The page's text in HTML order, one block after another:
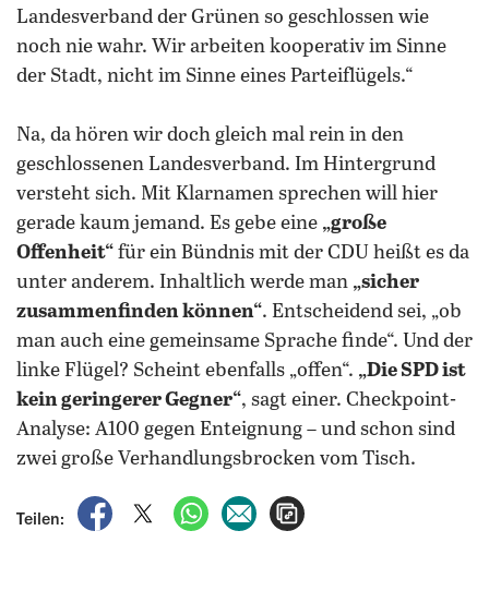
Landesverband der Grünen so geschlossen wie
noch nie wahr. Wir arbeiten kooperativ im Sinne
der Stadt, nicht im Sinne eines Parteiflügels.“
Na, da hören wir doch gleich mal rein in den
geschlossenen Landesverband. Im Hintergrund
versteht sich. Mit Klarnamen sprechen will hier
gerade kaum jemand. Es gebe eine „große
Offenheit“ für ein Bündnis mit der CDU heißt es da
unter anderem. Inhaltlich werde man „sicher
zusammenfinden können“. Entscheidend sei, „ob
man auch eine gemeinsame Sprache finde“. Und der
linke Flügel? Scheint ebenfalls „offen“. „Die SPD ist
kein geringerer Gegner“, sagt einer. Checkpoint-
Analyse: A100 gegen Enteignung – und schon sind
zwei große Verhandlungsbrocken vom Tisch.
Teilen:
auf Facebook teilen
auf X teilenper WhatsApp teilen
per E-Mail teilen